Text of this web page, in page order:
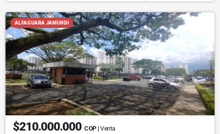
ALFAGUARA JAMUNDI
$210.000.000 COP | Venta